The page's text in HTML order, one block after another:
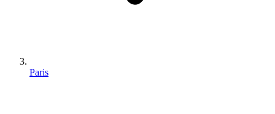
Paris